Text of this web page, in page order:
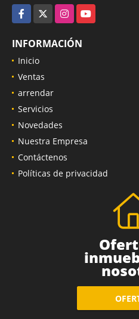
Facebook
InstagramYouTube
INFORMACIÓN
Inicio
Ventas
arrendar
Servicios
Novedades
Nuestra Empresa
Contáctenos
Políticas de privacidad